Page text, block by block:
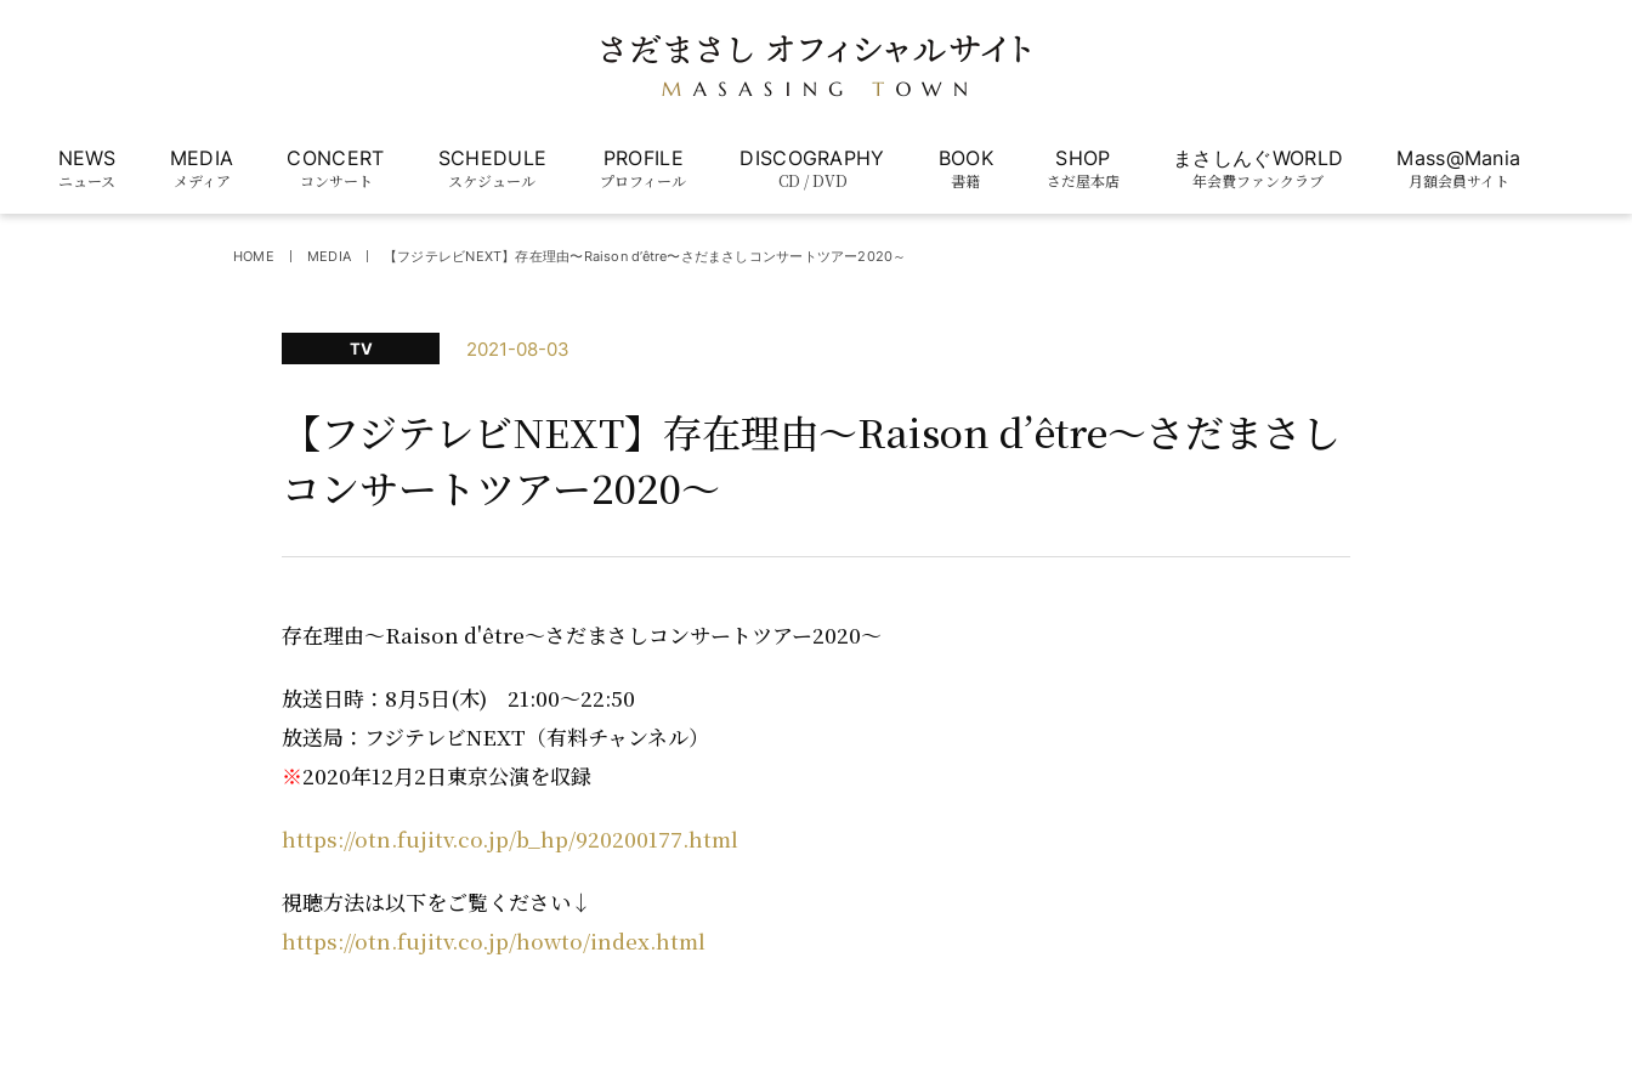
NEWS
ニュース
MEDIA
メディア
CONCERT
コンサート
SCHEDULE
スケジュール
PROFILE
プロフィール
DISCOGRAPHY
CD / DVD
BOOK
書籍
SHOP
さだ屋本店
まさしんぐWORLD
年会費ファンクラブ
Mass@Mania
月額会員サイト
HOME MEDIA 【フジテレビNEXT】存在理由〜Raison d’être〜さだまさしコンサートツアー2020～
TV 2021-08-03
【フジテレビNEXT】存在理由〜Raison d’être〜さだまさし
コンサートツアー2020～
存在理由〜Raison d'être〜さだまさしコンサートツアー2020～
放送日時：8月5日(木) 21:00～22:50
放送局：フジテレビNEXT（有料チャンネル）
※2020年12月2日東京公演を収録
https://otn.fujitv.co.jp/b_hp/920200177.html
視聴方法は以下をご覧ください↓
https://otn.fujitv.co.jp/howto/index.html